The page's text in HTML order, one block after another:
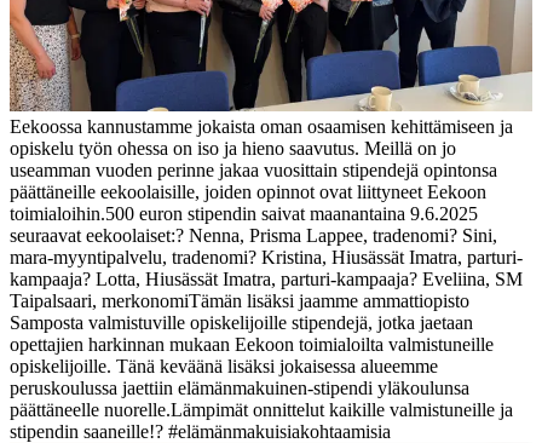
Eekoossa kannustamme jokaista oman osaamisen kehittämiseen ja
opiskelu työn ohessa on iso ja hieno saavutus. Meillä on jo
useamman vuoden perinne jakaa vuosittain stipendejä opintonsa
päättäneille eekoolaisille, joiden opinnot ovat liittyneet Eekoon
toimialoihin.500 euron stipendin saivat maanantaina 9.6.2025
seuraavat eekoolaiset:? Nenna, Prisma Lappee, tradenomi? Sini,
mara-myyntipalvelu, tradenomi? Kristina, Hiusässät Imatra, parturi-
kampaaja? Lotta, Hiusässät Imatra, parturi-kampaaja? Eveliina, SM
Taipalsaari, merkonomiTämän lisäksi jaamme ammattiopisto
Samposta valmistuville opiskelijoille stipendejä, jotka jaetaan
opettajien harkinnan mukaan Eekoon toimialoilta valmistuneille
opiskelijoille. Tänä keväänä lisäksi jokaisessa alueemme
peruskoulussa jaettiin elämänmakuinen-stipendi yläkoulunsa
päättäneelle nuorelle.Lämpimät onnittelut kaikille valmistuneille ja
stipendin saaneille!? #elämänmakuisiakohtaamisia